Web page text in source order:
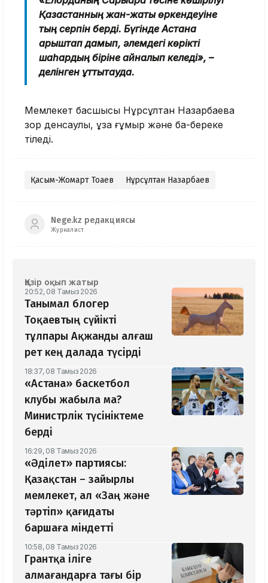
Қазақстанның жан-жақты өркендеуіне
тың серпін берді. Бүгінде Астана
қарыштап дамып, әлемдегі көрікті
шаһардың біріне айналып келеді», –
делінген құттықтауда.
Мемлекет басшысы Нұрсұлтан Назарбаевқа
зор денсаулық, ұзақ ғұмыр және бақ-береке
тіледі.
Қасым-Жомарт Тоқаев Нұрсұлтан Назарбаев
Nege.kz редакциясы
Журналист
Қазір оқып жатыр
20:52, 08 Тамыз 2026
Танымал блогер
Тоқаевтың сүйікті
тұлпары Ақжанды алғаш
рет кең далада түсірді
18:37, 08 Тамыз 2026
«Астана» баскетбол
клубы жабыла ма?
Министрлік түсініктеме
берді
16:29, 08 Тамыз 2026
«Әділет» партиясы:
Қазақстан – зайырлы
мемлекет, ал «Заң және
тәртіп» қағидаты
баршаға міндетті
10:58, 08 Тамыз 2026
Грантқа іліге
алмағандарға тағы бір